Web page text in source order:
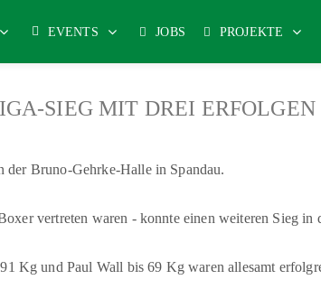
EVENTS JOBS PROJEKTE
SIEG MIT DREI ERFOLGEN
der Bruno-Gehrke-Halle in Spandau.
vertreten waren - konnte einen weiteren Sieg
Kg und Paul Wall bis 69 Kg waren allesamt